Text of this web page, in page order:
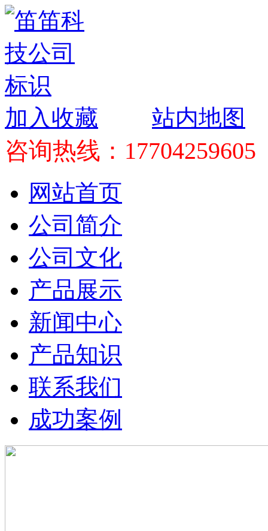
加入收藏 站内地图
咨询热线：17704259605
网站首页
公司简介
公司文化
产品展示
新闻中心
产品知识
联系我们
成功案例